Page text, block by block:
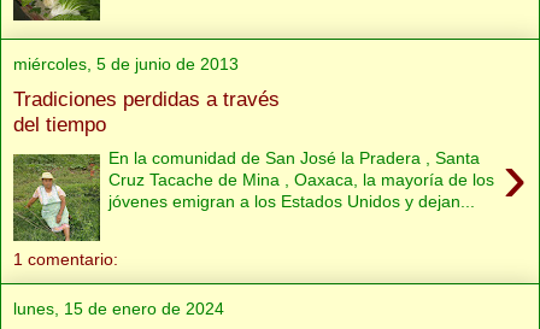
miércoles, 5 de junio de 2013
Tradiciones perdidas a través
del tiempo
›
En la comunidad de San José la Pradera , Santa
Cruz Tacache de Mina , Oaxaca, la mayoría de los
jóvenes emigran a los Estados Unidos y dejan...
1 comentario:
lunes, 15 de enero de 2024